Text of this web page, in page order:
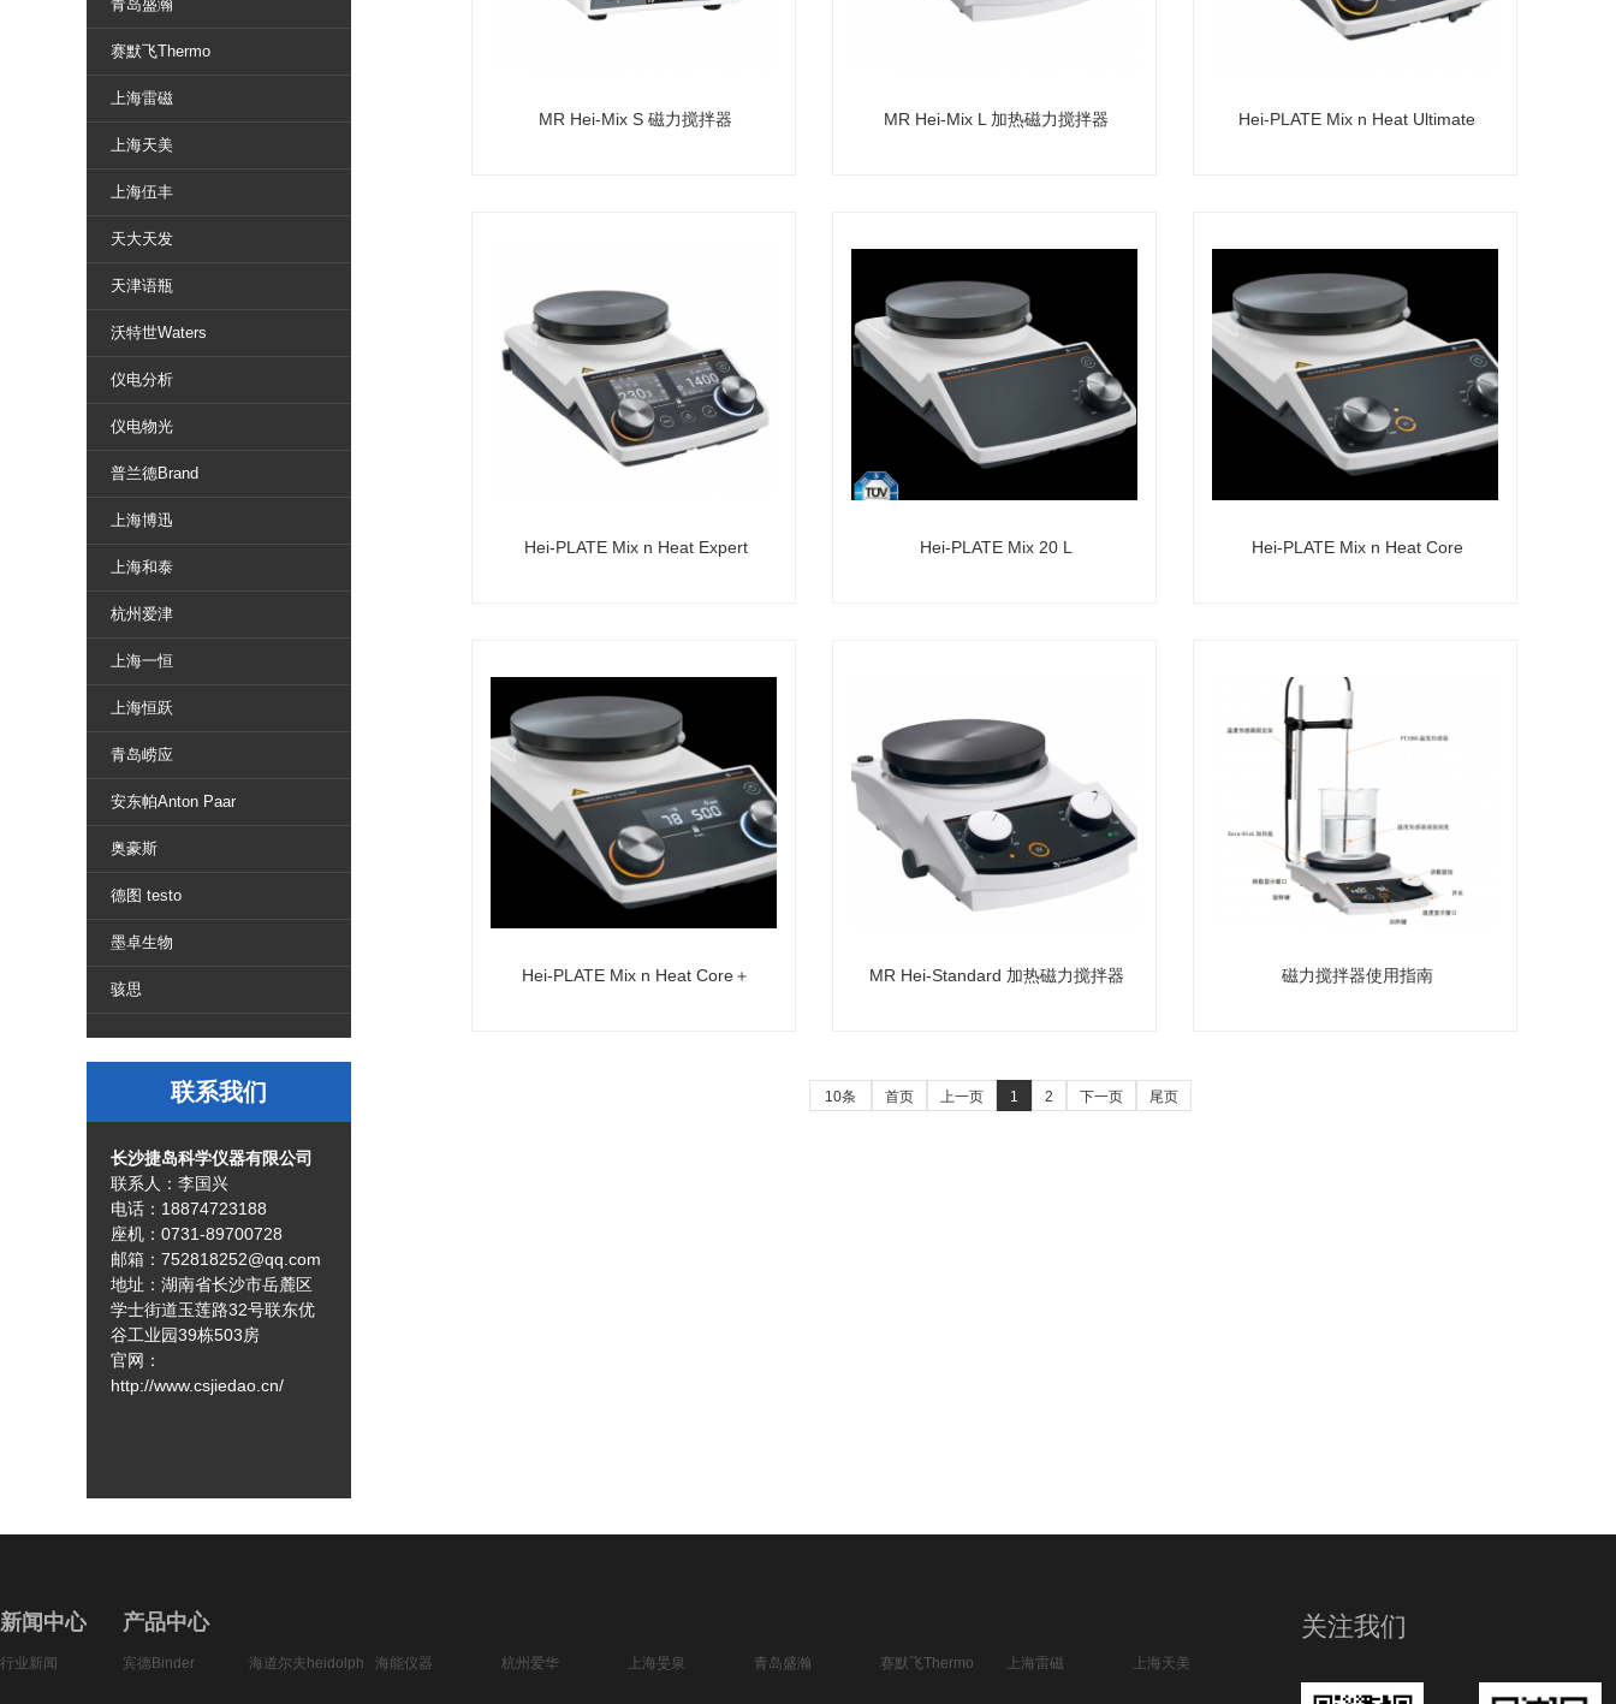
MR Hei-Mix S 磁力搅拌器 MR Hei-Mix L 加热磁力搅拌器 Hei-PLATE Mix n Heat Ultimate
Hei-PLATE Mix n Heat Expert Hei-PLATE Mix 20 L Hei-PLATE Mix n Heat Core
Hei-PLATE Mix n Heat Core＋ MR Hei-Standard 加热磁力搅拌器 磁力搅拌器使用指南
10条 首页 上一页 1 2 下一页 尾页
青岛盛瀚
赛默飞Thermo
上海雷磁
上海天美
上海伍丰
天大天发
天津语瓶
沃特世Waters
仪电分析
仪电物光
普兰德Brand
上海博迅
上海和泰
杭州爱津
上海一恒
上海恒跃
青岛崂应
安东帕Anton Paar
奥豪斯
德图 testo
墨卓生物
骇思
联系我们
长沙捷岛科学仪器有限公司
联系人：李国兴
电话：18874723188
座机：0731-89700728
邮箱 ： 752818252@qq.com
地址：湖南省长沙市岳麓区
学士街道玉莲路32号联东优
谷工业园39栋503房
官网：
http://www.csjiedao.cn/
新闻中心
行业新闻
产品中心
宾德Binder 海道尔夫heidolph 海能仪器 杭州爱华 上海旻泉 青岛盛瀚 赛默飞Thermo 上海雷磁 上海天美
关注我们